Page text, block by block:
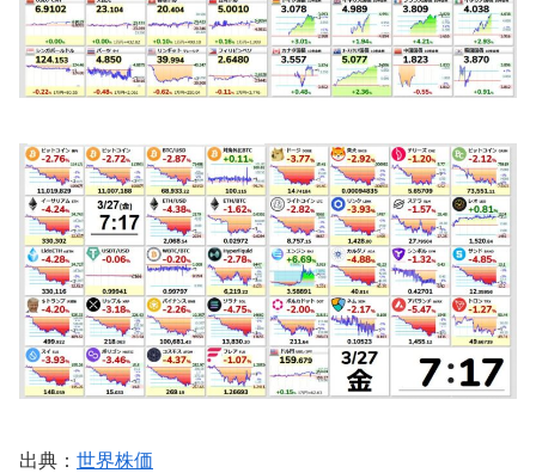
出典： 世界株価